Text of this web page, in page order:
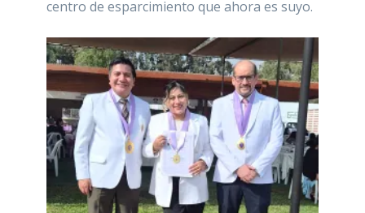
centro de esparcimiento que ahora es suyo.